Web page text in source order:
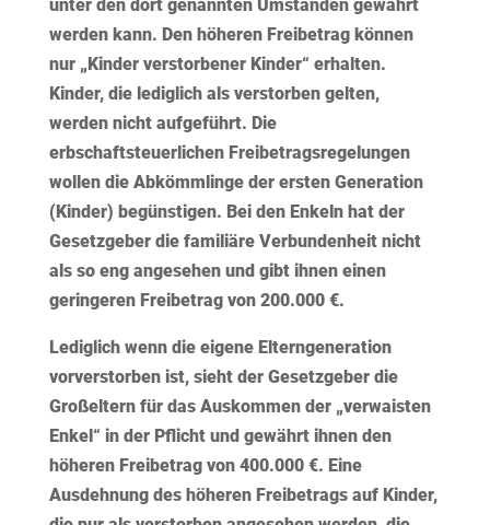
unter den dort genannten Umständen gewährt
werden kann. Den höheren Freibetrag können
nur „Kinder verstorbener Kinder“ erhalten.
Kinder, die lediglich als verstorben gelten,
werden nicht aufgeführt. Die
erbschaftsteuerlichen Freibetragsregelungen
wollen die Abkömmlinge der ersten Generation
(Kinder) begünstigen. Bei den Enkeln hat der
Gesetzgeber die familiäre Verbundenheit nicht
als so eng angesehen und gibt ihnen einen
geringeren Freibetrag von 200.000 €.
Lediglich wenn die eigene Elterngeneration
vorverstorben ist, sieht der Gesetzgeber die
Großeltern für das Auskommen der „verwaisten
Enkel“ in der Pflicht und gewährt ihnen den
höheren Freibetrag von 400.000 €. Eine
Ausdehnung des höheren Freibetrags auf Kinder,